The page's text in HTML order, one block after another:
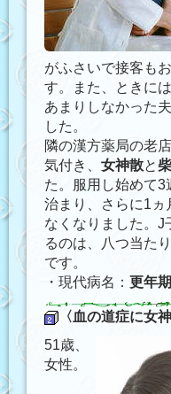
がふさいで接客も
す。また、ときに
あまりしなかった
した。
隣の漢方薬局の老
気付き、 女神散と
た。服用し始めて
治まり、さらに1ヵ
なくなりました。J
るのは、八つ当た
です。
・現代病名： 更年
〈血の道症に女神
51歳、
女性。